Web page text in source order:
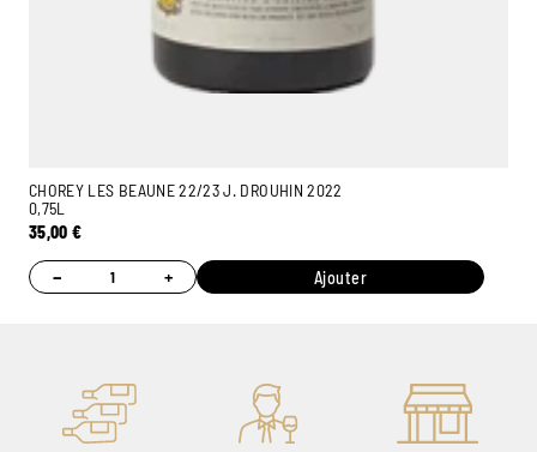
CHOREY LES BEAUNE 22/23 J. DROUHIN 2022
0,75L
35,00€
− + Ajouter